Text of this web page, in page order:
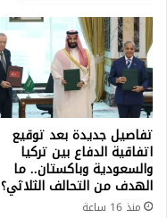
تفاصيل جديدة بعد توقيع
اتفاقية الدفاع بين تركيا
والسعودية وباكستان.. ما
الهدف من التحالف الثلاثي؟
منذ 16 ساعة